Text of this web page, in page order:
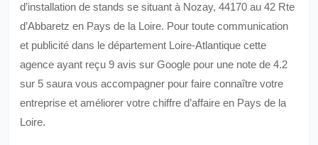
d’installation de stands se situant à Nozay, 44170 au 42 Rte
d’Abbaretz en Pays de la Loire. Pour toute communication
et publicité dans le département Loire-Atlantique cette
agence ayant reçu 9 avis sur Google pour une note de 4.2
sur 5 saura vous accompagner pour faire connaître votre
entreprise et améliorer votre chiffre d’affaire en Pays de la
Loire.